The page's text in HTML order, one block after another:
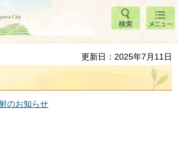
検索
メニ
ュー
更新日：2025年7月11日
のお知らせ